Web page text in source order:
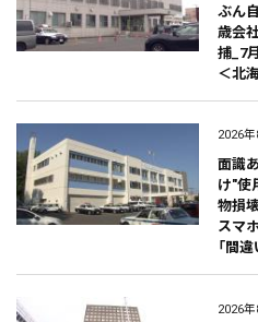
ぶん
歳会
捕_7
＜北
2026
面識
け"使
物損
スマ
「間
2026